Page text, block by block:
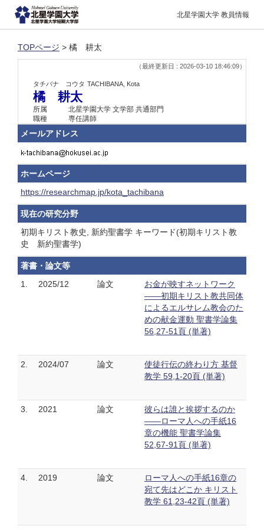
北星学園大学 教員情報
TOPページ > 橘 耕太
（最終更新日 : 2026-03-10 18:46:09）
タチバナ コウタ TACHIBANA, Kota
橘 耕太
所属
北星学園大学 文学部 共通部門
職種
専任講師
メールアドレス
ホームページ
https://researchmap.jp/kota_tachibana
現在の研究分野
初期キリスト教史, 新約聖書学 キーワード(初期キリスト教
史 新約聖書学)
著書・論文等
1.
2025/12 論文
お金が映すネットワーク
――初期キリスト教共同体
によるエルサレム教会のた
めの献金運動 聖書学論集
56,27-51頁 (単著)
2. 2024/07 論文
使徒行伝の終わり方 基督
教学 59,1-20頁 (単著)
3. 2021 論文
彼らは誰と挨拶するのか
――ローマ人への手紙16
章の機能 聖書学論集
52,67-91頁 (単著)
4. 2019 論文
ローマ人への手紙16章の
宛て先はどこか キリスト
教学 61,23-42頁 (単著)